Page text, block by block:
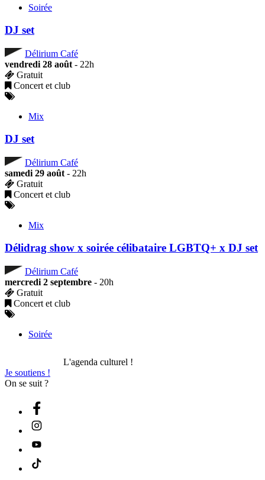
Soirée
DJ set
Délirium Café
vendredi 28 août - 22h
Gratuit
Concert et club
Mix
DJ set
Délirium Café
samedi 29 août - 22h
Gratuit
Concert et club
Mix
Délidrag show x soirée célibataire LGBTQ+ x DJ set
Délirium Café
mercredi 2 septembre - 20h
Gratuit
Concert et club
Soirée
L'agenda culturel !
Je soutiens !
On se suit ?